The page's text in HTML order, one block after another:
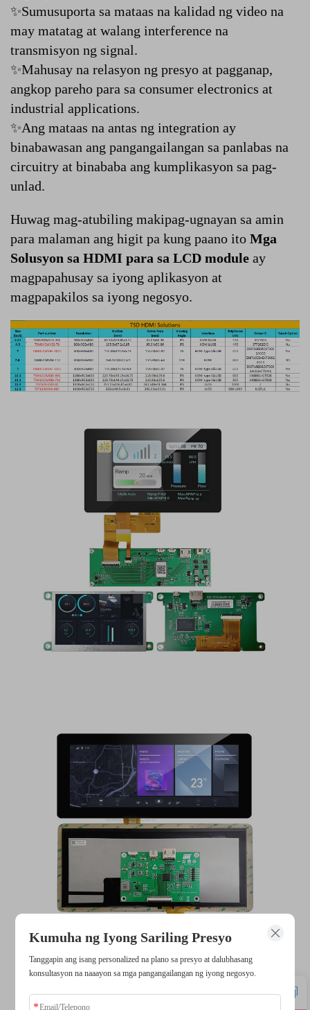
✨Sumusuporta sa mataas na kalidad ng video na
may matatag at walang interference na
transmisyon ng signal.
✨Mahusay na relasyon ng presyo at pagganap,
angkop pareho para sa consumer electronics at
industrial applications.
✨Ang mataas na antas ng integration ay
binabawasan ang pangangailangan sa panlabas na
circuitry at binababa ang kumplikasyon sa pag-
unlad.
Huwag mag-atubiling makipag-ugnayan sa amin
para malaman ang higit pa kung paano ito Mga
Solusyon sa HDMI para sa LCD module ay
magpapahusay sa iyong aplikasyon at
magpapakilos sa iyong negosyo.
Kumuha ng Iyong Sariling Presyo
Tanggapin ang isang personalized na plano sa presyo at dalubhasang
konsultasyon na naaayon sa mga pangangailangan ng iyong negosyo.